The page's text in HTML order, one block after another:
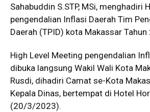
Sahabuddin S.STP, MSi, menghadiri
pengendalian Inflasi Daerah Tim
Daerah (TPID) kota Makassar Tahun
High Level Meeting pengendalian
dibuka langsung Wakil Wali Kota
Rusdi, dihadiri Camat se-Kota
Kepala Dinas, bertempat di Hotel
(20/3/2023).